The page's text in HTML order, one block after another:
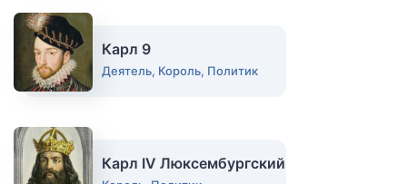
Карл 9
Деятель, Король, Политик
Карл IV Люксембургский